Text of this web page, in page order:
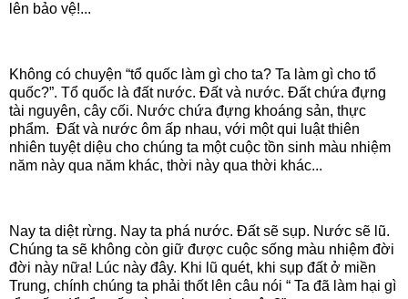
lên bảo vệ!...
Không có chuyện “tổ quốc làm gì cho ta? Ta làm gì cho tổ
quốc?”. Tổ quốc là đất nước. Đất và nước. Đất chứa đựng
tài nguyên, cây cối. Nước chứa đựng khoáng sản, thực
phẩm. Đất và nước ôm ấp nhau, với một qui luật thiên
nhiên tuyệt diệu cho chúng ta một cuộc tồn sinh màu nhiệm
năm này qua năm khác, thời này qua thời khác...
Nay ta diệt rừng. Nay ta phá nước. Đất sẽ sụp. Nước sẽ lũ.
Chúng ta sẽ không còn giữ được cuộc sống màu nhiệm đời
đời này nữa! Lúc này đây. Khi lũ quét, khi sụp đất ở miền
Trung, chính chúng ta phải thốt lên câu nói “ Ta đã làm hại gì